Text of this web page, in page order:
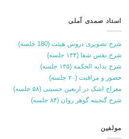
استاد صمدی آملی
شرح تصویری دروس هیئت (180 جلسه)
شرح نفس شفا (۱۳۴ جلسه)
شرح بدایه الحکمه (۱۳۵ جلسه)
حضور و مراقبت (۲۰ جلسه)
معراج اشک در اربعین حسینی (۵۸ جلسه)
شرح گنجینه گوهر روان (۸۴ جلسه)
مولفین